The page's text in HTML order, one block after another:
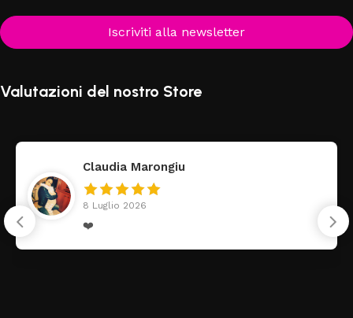
Iscriviti alla newsletter
Valutazioni del nostro Store
Claudia Marongiu
8 Luglio 2026
❤️